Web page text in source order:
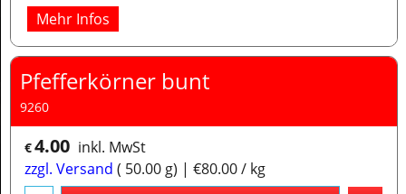
Mehr Infos
Pfefferkörner bunt
9260
€4.00 inkl. MwSt
zzgl. Versand
50.00 g €80.00/ kg